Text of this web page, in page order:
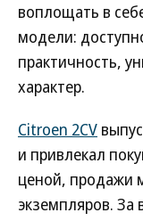
воплощать в
модели:
практичность,
характер.
Citroen 2CV
и привлекал
ценой, продажи
экземпляров.